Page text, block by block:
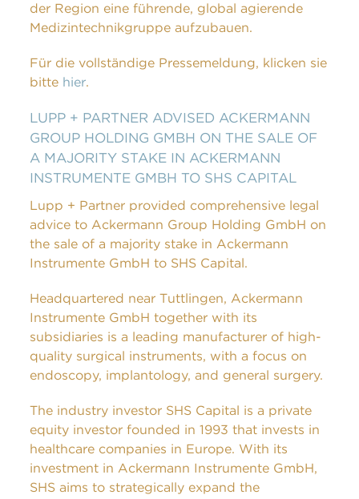
der Region eine führende, global agierende
Medizintechnikgruppe aufzubauen.
Für die vollständige Pressemeldung, klicken sie
bitte hier.
LUPP + PARTNER ADVISED ACKERMANN
GROUP HOLDING GMBH ON THE SALE OF
A MAJORITY STAKE IN ACKERMANN
INSTRUMENTE GMBH TO SHS CAPITAL
Lupp + Partner provided comprehensive legal
advice to Ackermann Group Holding GmbH on
the sale of a majority stake in Ackermann
Instrumente GmbH to SHS Capital.
Headquartered near Tuttlingen, Ackermann
Instrumente GmbH together with its
subsidiaries is a leading manufacturer of high-
quality surgical instruments, with a focus on
endoscopy, implantology, and general surgery.
The industry investor SHS Capital is a private
equity investor founded in 1993 that invests in
healthcare companies in Europe. With its
investment in Ackermann Instrumente GmbH,
SHS aims to strategically expand the